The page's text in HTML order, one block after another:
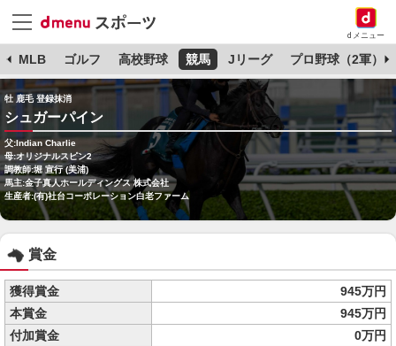
dメニュー
MLB ゴルフ 高校野球 競馬 Jリーグ プロ野球（2軍）
牡 鹿毛 登録抹消
シュガーパイン
父:Indian Charlie
母:オリジナルスピン2
調教師:堀 宣行 (美浦)
馬主:金子真人ホールディングス 株式会社
生産者:(有)社台コーポレーション白老ファーム
賞金
獲得賞金
945万円
本賞金
945万円
付加賞金
0万円